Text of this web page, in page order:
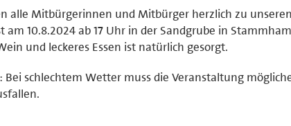
alle Mitbürgerinnen und Mitbürger herzlich zu
am 10.8.2024 ab 17 Uhr in der Sandgrube in
und leckeres Essen ist natürlich gesorgt.
Bei schlechtem Wetter muss die Veranstaltung